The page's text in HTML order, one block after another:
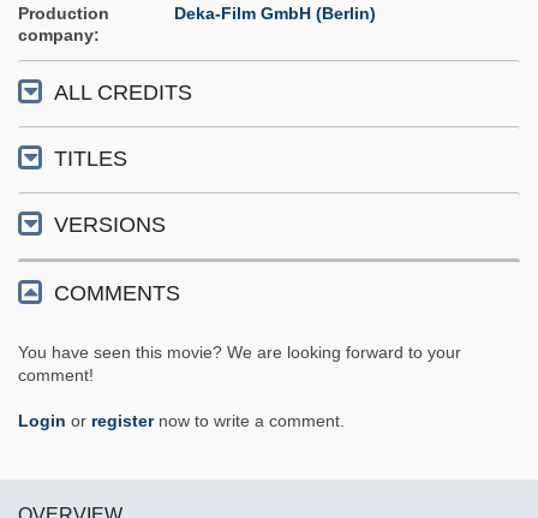
Production
company
Deka-Film GmbH (Berlin)
ALL CREDITS
TITLES
VERSIONS
COMMENTS
You have seen this movie? We are looking forward to your
comment!
Login or registernow to write a comment.